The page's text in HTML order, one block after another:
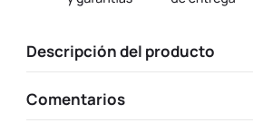
Descripción del producto
Comentarios
10. league of legends